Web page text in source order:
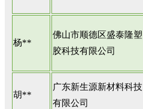
杨**
佛山市顺德区盛泰隆塑
胶科技有限公司
胡**
广东新生源新材料科技
有限公司